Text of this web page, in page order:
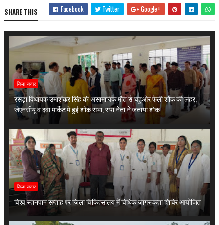
SHARE THIS Facebook Twitter Google+
जिला जवार
रसड़ा विधायक उमाशंकर सिंह की असामायिक मौत से चहुओर फैली शोक की लहर,
जेएनसीयू व दवा मार्केट मे हुई शोक सभा, सपा नेता ने जताया शोक
जिला जवार
विश्व स्तनपान सप्ताह पर जिला चिकित्सालय में विधिक जागरूकता शिविर आयोजित